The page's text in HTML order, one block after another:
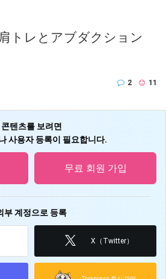
トレとアブダクション
2 11
콘텐츠를 보려면
사용자 등록이 필요합니다.
무료 회원 가입
부 계정으로 등록
X（Twitter）